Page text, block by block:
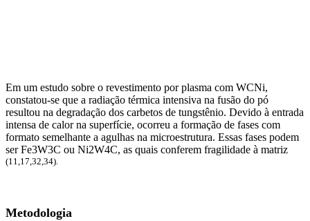
Em um estudo sobre o revestimento por plasma com WCNi,
constatou-se que a radiação térmica intensiva na fusão do pó
resultou na degradação dos carbetos de tungstênio. Devido à entrada
intensa de calor na superfície, ocorreu a formação de fases com
formato semelhante a agulhas na microestrutura. Essas fases podem
ser Fe3W3C ou Ni2W4C, as quais conferem fragilidade à matriz
(11,17,32,34).
Metodologia